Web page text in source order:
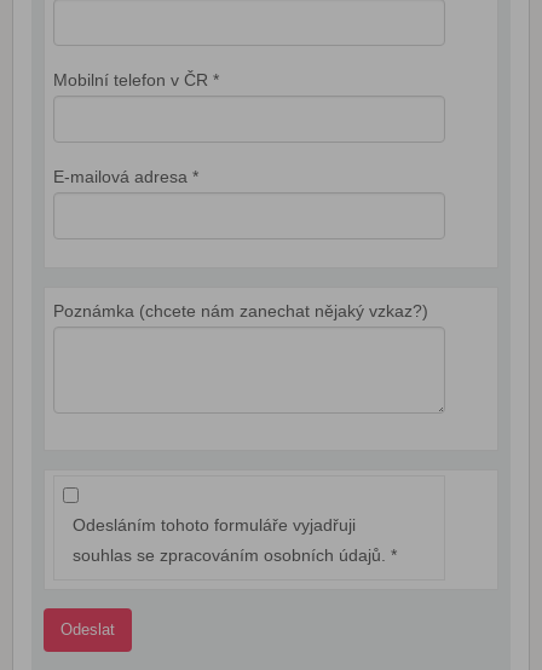
Mobilní telefon v ČR *
E-mailová adresa *
Poznámka (chcete nám zanechat nějaký vzkaz?)
Odesláním tohoto formuláře vyjadřuji
souhlas se zpracováním osobních údajů. *